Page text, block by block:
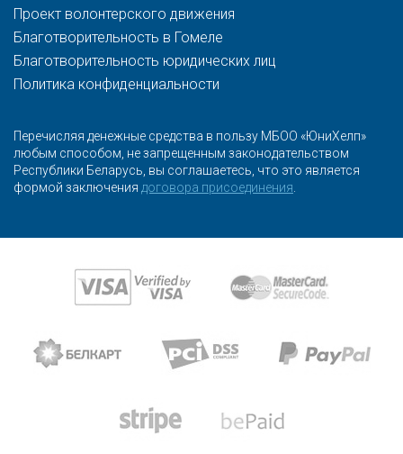
Проект волонтерского движения
Благотворительность в Гомеле
Благотворительность юридических лиц
Политика конфиденциальности
Перечисляя денежные средства в пользу МБОО «ЮниХелп»
любым способом, не запрещенным законодательством
Республики Беларусь, вы соглашаетесь, что это является
формой заключения договора присоединения